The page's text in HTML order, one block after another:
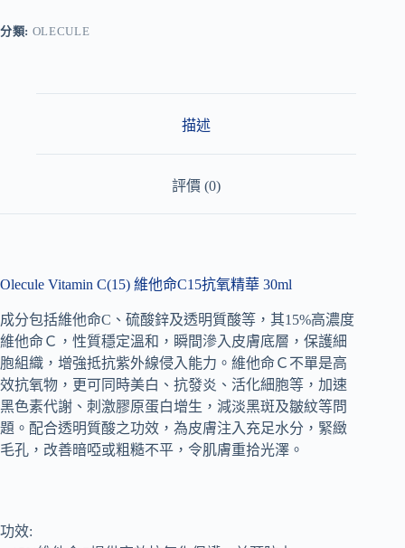
r
分類: OLECULE
描述
評價 (0)
Olecule Vitamin C(15) 維他命C15抗氧精華 30ml
成分包括維他命C、硫酸鋅及透明質酸等，其15%高濃度
維他命Ｃ，性質穩定溫和，瞬間滲入皮膚底層，保護細
胞組織，增強抵抗紫外線侵入能力。維他命Ｃ不單是高
效抗氧物，更可同時美白、抗發炎、活化細胞等，加速
黑色素代謝、刺激膠原蛋白增生，減淡黑斑及皺紋等問
題。配合透明質酸之功效，為皮膚注入充足水分，緊緻
毛孔，改善暗啞或粗糙不平，令肌膚重拾光澤。
功效: